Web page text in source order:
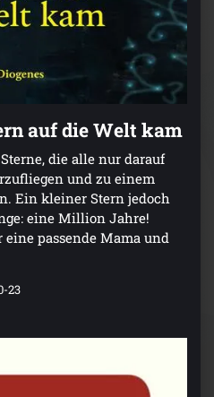
auf die Welt kam
die alle nur darauf
und zu einem
Ein kleiner Stern jedoch
eine Million Jahre!
passende Mama und
23